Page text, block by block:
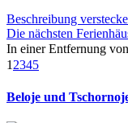
Beschreibung
Die nächsten
In einer Entfernung
1 2345
Beloje und